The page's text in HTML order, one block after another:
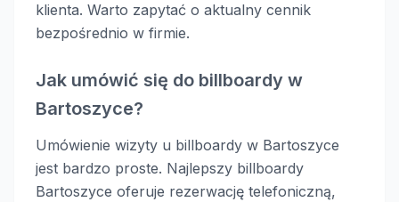
klienta. Warto zapytać o aktualny cennik
bezpośrednio w firmie.
Jak umówić się do billboardy w
Bartoszyce?
Umówienie wizyty u billboardy w Bartoszyce
jest bardzo proste. Najlepszy billboardy
Bartoszyce oferuje rezerwację telefoniczną,